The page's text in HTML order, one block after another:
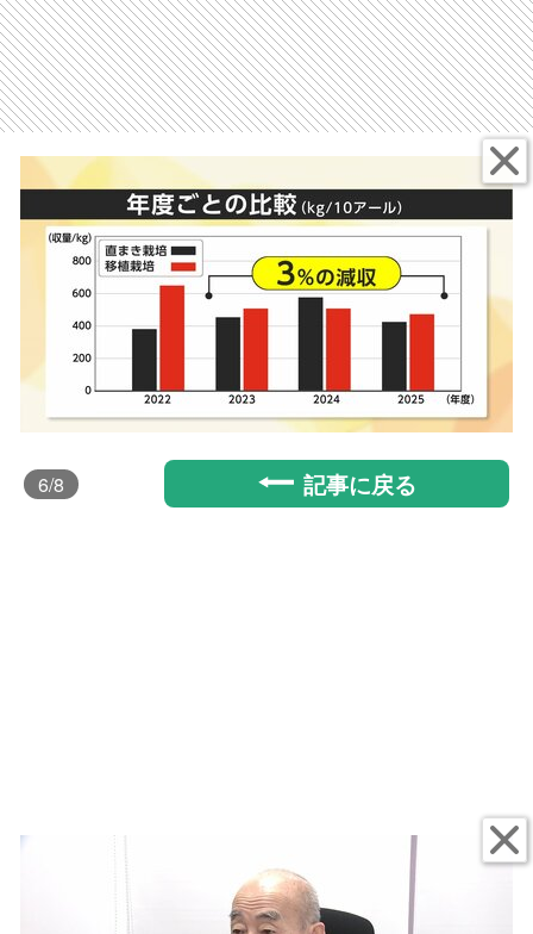
6/8 記事に戻る